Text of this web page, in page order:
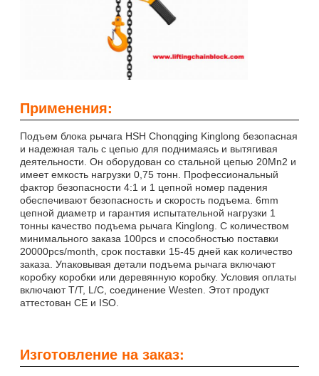
Применения:
Подъем блока рычага HSH Chonqging Kinglong безопасная
и надежная таль с цепью для поднимаясь и вытягивая
деятельности. Он оборудован со стальной цепью 20Mn2 и
имеет емкость нагрузки 0,75 тонн. Профессиональный
фактор безопасности 4:1 и 1 цепной номер падения
обеспечивают безопасность и скорость подъема. 6mm
цепной диаметр и гарантия испытательной нагрузки 1
тонны качество подъема рычага Kinglong. С количеством
минимального заказа 100pcs и способностью поставки
20000pcs/month, срок поставки 15-45 дней как количество
заказа. Упаковывая детали подъема рычага включают
коробку коробки или деревянную коробку. Условия оплаты
включают T/T, L/C, соединение Westen. Этот продукт
аттестован CE и ISO.
Изготовление на заказ: